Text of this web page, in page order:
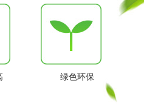
绿色环保